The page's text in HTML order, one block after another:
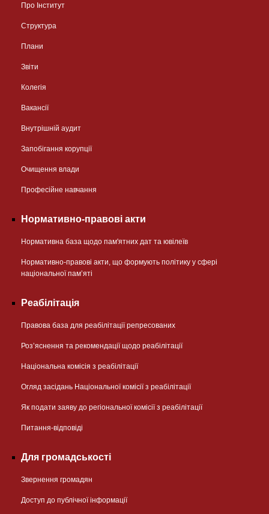
Про Інститут
Структура
Плани
Звіти
Колегія
Вакансії
Внутрішній аудит
Запобігання корупції
Очищення влади
Професійне навчання
Нормативно-правові акти
Нормативна база щодо пам'ятних дат та ювілеїв
Нормативно-правові акти, що формують політику у сфері
національної памʼяті
Реабілітація
Правова база для реабілітації репресованих
Розʼяснення та рекомендації щодо реабілітації
Національна комісія з реабілітації
Огляд засідань Національної комісії з реабілітації
Як подати заяву до регіональної комісії з реабілітації
Питання-відповіді
Для громадськості
Звернення громадян
Доступ до публічної інформації